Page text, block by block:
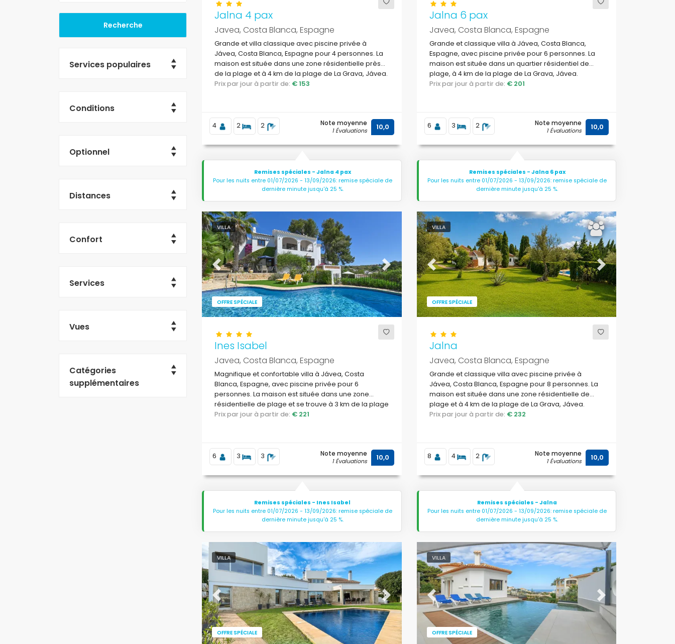
Services populaires
Conditions
Optionnel
Distances
Confort
Services
Vues
Catégories
supplémentaires
Jalna 4 pax
Javea, Costa Blanca, Espagne
Grande et villa classique avec piscine privée à
Jávea, Costa Blanca, Espagne pour 4 personnes. La
maison est située dans une zone résidentielle près
de la plage et à 4 km de la plage de La Grava, Jávea.
Prix par jour à partir de: € 153
4 2 2 Note moyenne
1 Évaluations 10,0
Remises spéciales - Jalna 4 pax
Pour les nuits entre 01/07/2026 - 13/09/2026: remise spéciale de
dernière minute jusqu'à 25 %.
Jalna 6 pax
Javea, Costa Blanca, Espagne
Grande et classique villa à Jávea, Costa Blanca,
Espagne, avec piscine privée pour 6 personnes. La
maison est située dans un quartier résidentiel de
plage, à 4 km de la plage de La Grava, Jávea.
Prix par jour à partir de: € 201
6 3 2 Note moyenne
1 Évaluations 10,0
Remises spéciales - Jalna 6 pax
Pour les nuits entre 01/07/2026 - 13/09/2026: remise spéciale de
dernière minute jusqu'à 25 %.
VILLA
OFFRE SPÉCIALE
Previous Next
Ines Isabel
Javea, Costa Blanca, Espagne
Magnifique et confortable villa à Jávea, Costa
Blanca, Espagne, avec piscine privée pour 6
personnes. La maison est située dans une zone
résidentielle de plage et se trouve à 3 km de la plage
El Arenal, Jávea.
Prix par jour à partir de: € 221
6 3 3 Note moyenne
1 Évaluations 10,0
Remises spéciales - Ines Isabel
Pour les nuits entre 01/07/2026 - 13/09/2026: remise spéciale de
dernière minute jusqu'à 25 %.
VILLA
OFFRE SPÉCIALE
Previous Next
Jalna
Javea, Costa Blanca, Espagne
Grande et classique villa avec piscine privée à
Jávea, Costa Blanca, Espagne pour 8 personnes. La
maison est située dans une zone résidentielle de
plage et à 4 km de la plage de La Grava, Jávea.
Prix par jour à partir de: € 232
8 4 2 Note moyenne
1 Évaluations 10,0
Remises spéciales - Jalna
Pour les nuits entre 01/07/2026 - 13/09/2026: remise spéciale de
dernière minute jusqu'à 25 %.
VILLA
OFFRE SPÉCIALE
Previous Next
VILLA
OFFRE SPÉCIALE
Previous Next